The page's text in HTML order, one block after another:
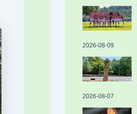
2026-08-09
2026-08-07